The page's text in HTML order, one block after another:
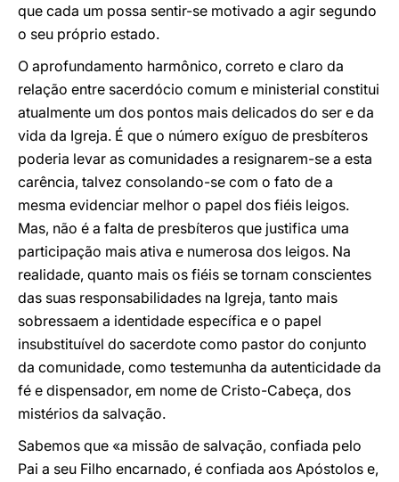
que cada um possa sentir-se motivado a agir segundo
o seu próprio estado.
O aprofundamento harmônico, correto e claro da
relação entre sacerdócio comum e ministerial constitui
atualmente um dos pontos mais delicados do ser e da
vida da Igreja. É que o número exíguo de presbíteros
poderia levar as comunidades a resignarem-se a esta
carência, talvez consolando-se com o fato de a
mesma evidenciar melhor o papel dos fiéis leigos.
Mas, não é a falta de presbíteros que justifica uma
participação mais ativa e numerosa dos leigos. Na
realidade, quanto mais os fiéis se tornam conscientes
das suas responsabilidades na Igreja, tanto mais
sobressaem a identidade específica e o papel
insubstituível do sacerdote como pastor do conjunto
da comunidade, como testemunha da autenticidade da
fé e dispensador, em nome de Cristo-Cabeça, dos
mistérios da salvação.
Sabemos que «a missão de salvação, confiada pelo
Pai a seu Filho encarnado, é confiada aos Apóstolos e,